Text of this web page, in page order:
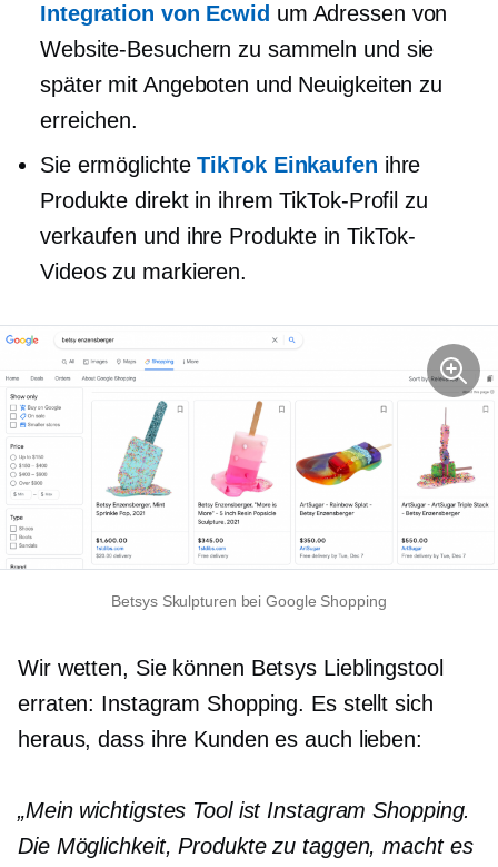
Integration von Ecwid um Adressen von
Website-Besuchern zu sammeln und sie
später mit Angeboten und Neuigkeiten zu
erreichen.
Sie ermöglichteTikTok Einkaufen ihre
Produkte direkt in ihrem TikTok-Profil zu
verkaufen und ihre Produkte in TikTok-
Videos zu markieren.
Betsys Skulpturen bei Google Shopping
Wir wetten, Sie können Betsys Lieblingstool
erraten: Instagram Shopping. Es stellt sich
heraus, dass ihre Kunden es auch lieben:
„Mein wichtigstes Tool ist Instagram Shopping.
Die Möglichkeit, Produkte zu taggen, macht es